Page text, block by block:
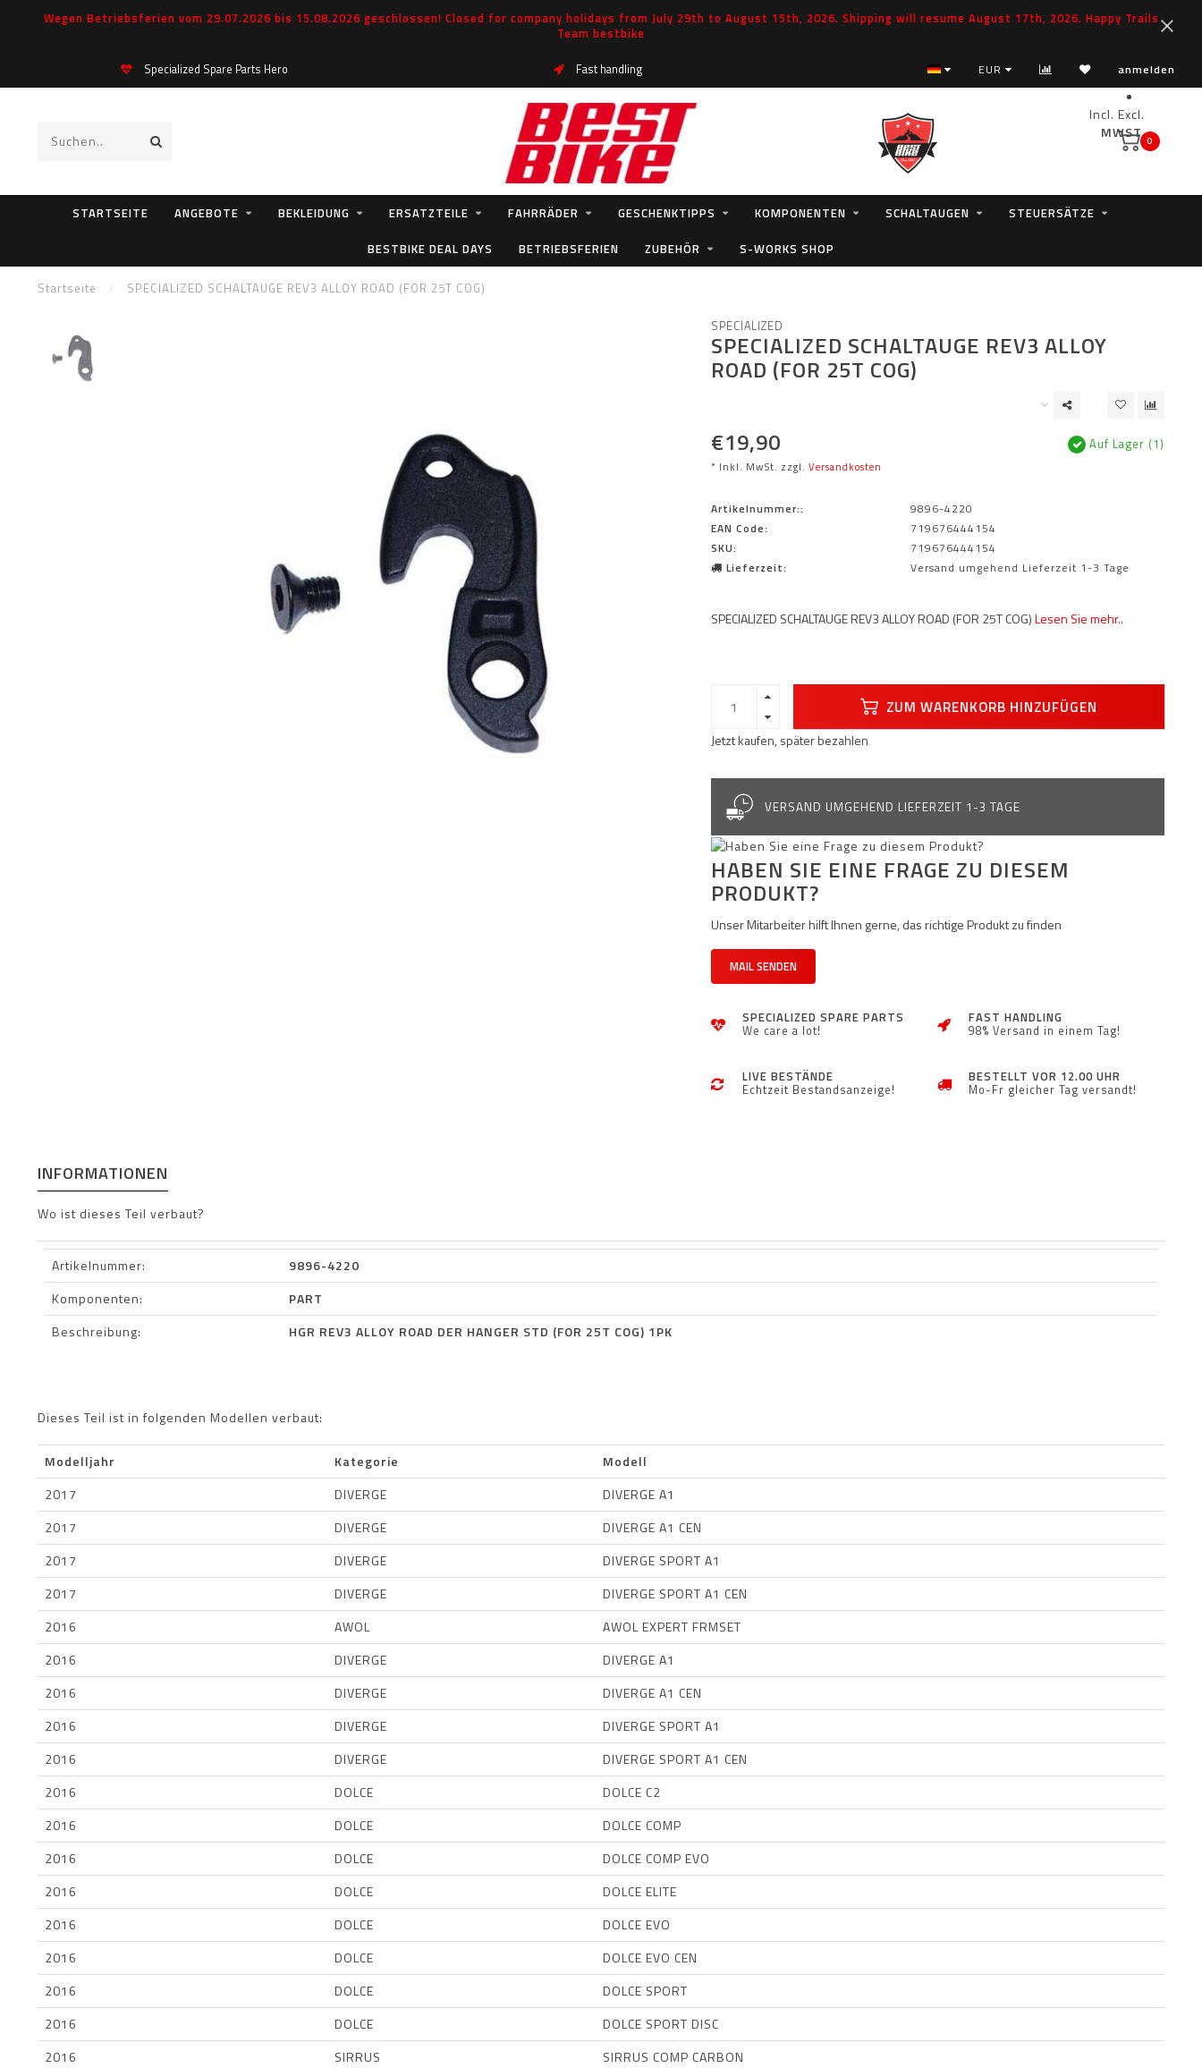
Wegen Betriebsferien vom 29.07.2026 bis 15.08.2026 geschlossen! Closed for company holidays from July 29th to August 15th, 2026. Shipping will resume August 17th, 2026. Happy Trails
Team bestbike
Specialized Spare Parts Hero Fast handling EUR anmelden
Incl. Excl.
MWST.0
STARTSEITE ANGEBOTE BEKLEIDUNG ERSATZTEILE FAHRRÄDER GESCHENKTIPPS KOMPONENTEN SCHALTAUGEN
STEUERSÄTZE
BESTBIKE DEAL DAYS
BETRIEBSFERIEN ZUBEHÖR S-WORKS SHOP
Startseite / SPECIALIZED SCHALTAUGE REV3 ALLOY ROAD (FOR 25T COG)
SPECIALIZED
SPECIALIZED SCHALTAUGE REV3 ALLOY
ROAD (FOR 25T COG)
€19,90
* Inkl. MwSt. zzgl. Versandkosten
Auf Lager (1)
Artikelnummer::
9896-4220
EAN Code:
719676444154
SKU:
719676444154
Lieferzeit:
Versand umgehend Lieferzeit 1-3 Tage
SPECIALIZED SCHALTAUGE REV3 ALLOY ROAD (FOR 25T COG)Lesen Sie mehr..
ZUM WARENKORB HINZUFÜGEN
Jetzt kaufen, später bezahlen
VERSAND UMGEHEND LIEFERZEIT 1-3 TAGE
HABEN SIE EINE FRAGE ZU DIESEM
PRODUKT?
Unser Mitarbeiter hilft Ihnen gerne, das richtige Produkt zu finden
MAIL SENDEN
SPECIALIZED SPARE PARTS
We care a lot!
FAST HANDLING
98% Versand in einem Tag!
LIVE BESTÄNDE
Echtzeit Bestandsanzeige!
BESTELLT VOR 12.00 UHR
Mo-Fr gleicher Tag versandt!
INFORMATIONEN
Wo ist dieses Teil verbaut?
Artikelnummer:
9896-4220
Komponenten:
PART
Beschreibung:
HGR REV3 ALLOY ROAD DER HANGER STD (FOR 25T COG) 1PK
Dieses Teil ist in folgenden Modellen verbaut:
Modelljahr Kategorie
Modell
2017
DIVERGE
DIVERGE A1
2017
DIVERGE
DIVERGE A1 CEN
2017
DIVERGE
DIVERGE SPORT A1
2017
DIVERGE
DIVERGE SPORT A1 CEN
2016
AWOL
AWOL EXPERT FRMSET
2016
DIVERGE
DIVERGE A1
2016
DIVERGE
DIVERGE A1 CEN
2016
DIVERGE
DIVERGE SPORT A1
2016
DIVERGE
DIVERGE SPORT A1 CEN
2016
DOLCE
DOLCE C2
2016
DOLCE
DOLCE COMP
2016
DOLCE
DOLCE COMP EVO
2016
DOLCE
DOLCE ELITE
2016
DOLCE
DOLCE EVO
2016
DOLCE
DOLCE EVO CEN
2016
DOLCE
DOLCE SPORT
2016
DOLCE
DOLCE SPORT DISC
2016
SIRRUS
SIRRUS COMP CARBON